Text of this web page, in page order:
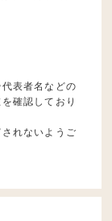
表者名などの
確認しており
れないようご